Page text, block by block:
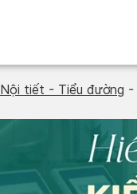
Nội tiết - Tiểu đường -